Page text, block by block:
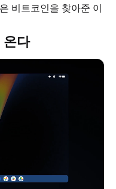
비트코인을 찾아준 이
온다